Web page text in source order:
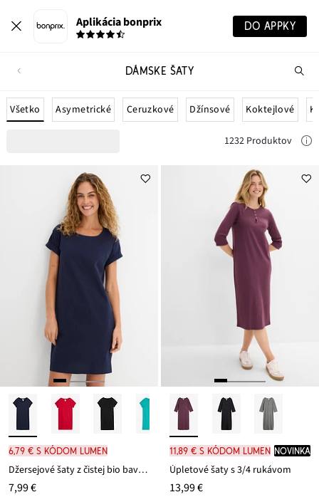
Aplikácia bonprix DO APPKY
DÁMSKE ŠATY
Všetko Asymetrické Ceruzkové Džínsové Koktejlové
1232 Produktov
6,79 € s kódom LUMEN
Džersejové šaty z čistej bio bavlny
7,99 €
11,89 € s kódom LUMEN novinka
Úpletové šaty s 3/4 rukávom
13,99 €